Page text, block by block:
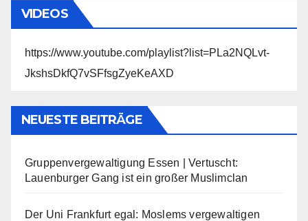
VIDEOS
https://www.youtube.com/playlist?list=PLa2NQLvt-
JkshsDkfQ7vSFfsgZyeKeAXD
NEUESTE BEITRÄGE
Gruppenvergewaltigung Essen | Vertuscht:
Lauenburger Gang ist ein großer Muslimclan
Der Uni Frankfurt egal: Moslems vergewaltigen